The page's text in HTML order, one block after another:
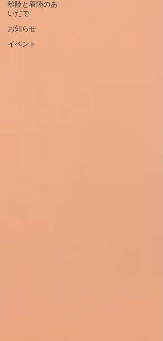
離陸と着陸のあ
いだで
お知らせ
イベント